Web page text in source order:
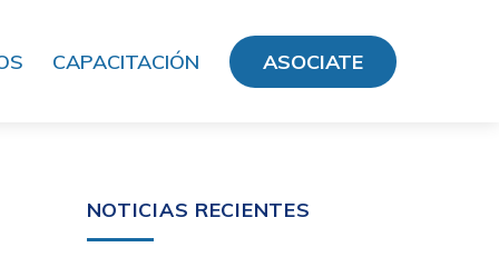
CAPACITACIÓN ASOCIATE
NOTICIAS RECIENTES